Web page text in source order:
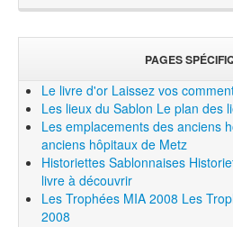
PAGES
Le livre d'or Laissez vos
Les lieux du Sablon Le plan des
Les emplacements des anciens
anciens hôpitaux de Metz
Historiettes Sablonnaises
livre à découvrir
Les Trophées MIA 2008 Les
2008